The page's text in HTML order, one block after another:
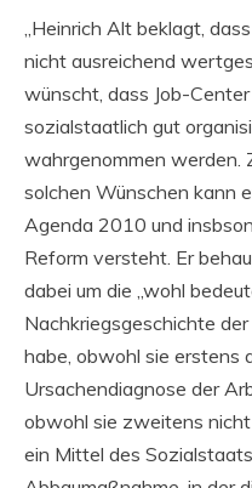
„Heinrich Alt beklagt,
nicht ausreichend
wünscht, dass Job-
sozialstaatlich gut
wahrgenommen werden.
solchen Wünschen kann
Agenda 2010 und
Reform versteht. Er
dabei um die „wohl
Nachkriegsgeschichte
habe, obwohl sie erstens
Ursachendiagnose der
obwohl sie zweitens
ein Mittel des